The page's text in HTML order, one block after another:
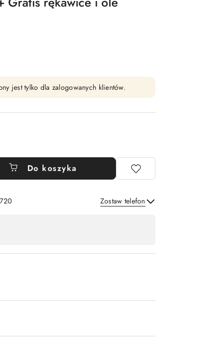
jest tylko dla zalogowanych klientów.
Do koszyka
Zostaw telefon